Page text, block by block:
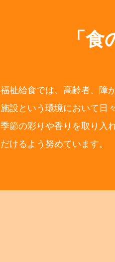
「
福祉給食では、高齢者、障
施設という環境において日
季節の彩りや香りを取り入
だけるよう努めています。